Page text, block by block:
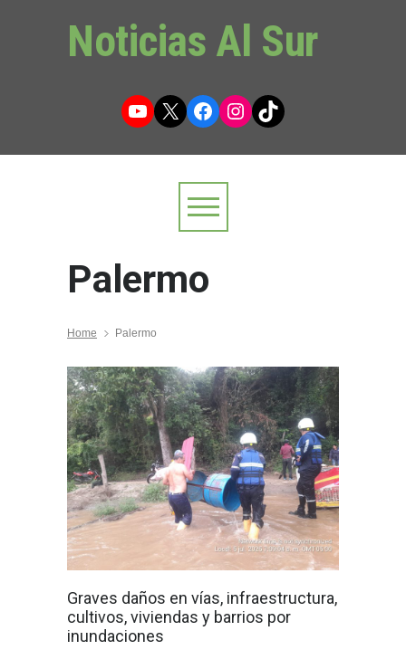
Noticias Al Sur
YouTube
X Facebook
Instagram
TikTok
Palermo
Home Palermo
Graves daños en vías, infraestructura,
cultivos, viviendas y barrios por
inundaciones